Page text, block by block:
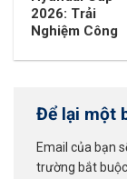
2026: Trải
Nghiệm Công
Hybrid Và
Để lại một
Email của bạn
trường bắt